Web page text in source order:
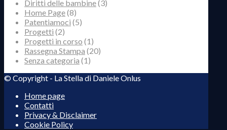
Diritti delle bambine(3)
Home Page(8)
Patentiamoci (5)
Progetti (2)
Progetti in corso (1)
Rassegna Stampa (20)
Senza categoria (1)
© Copyright - La Stella di Daniele Onlus
Home page
Contatti
Privacy & Disclaimer
Cookie Policy